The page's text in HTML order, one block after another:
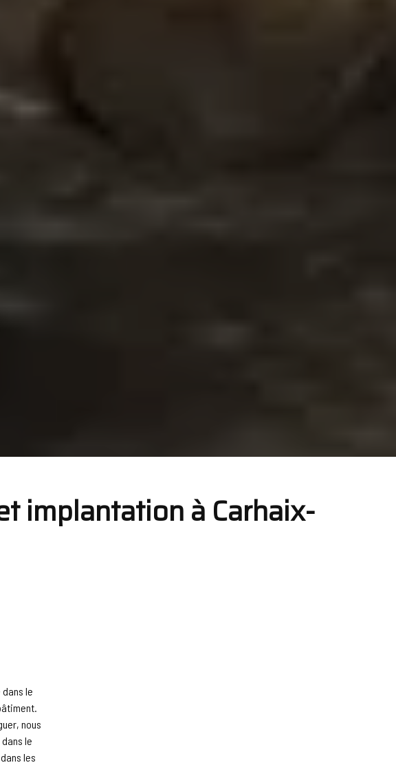
implantation à Carhaix-
le
nous
le
les